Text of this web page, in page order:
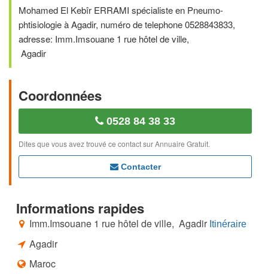
Mohamed El Kebîr ERRAMI spécialiste en Pneumo-
phtisiologie à Agadir, numéro de telephone 0528843833,
adresse: Imm.Imsouane 1 rue hôtel de ville,
Agadir
Coordonnées
0528 84 38 33
Dites que vous avez trouvé ce contact sur Annuaire Gratuit.
Contacter
Informations rapides
Imm.Imsouane 1 rue hôtel de ville, Agadir Itinéraire
Agadir
Maroc